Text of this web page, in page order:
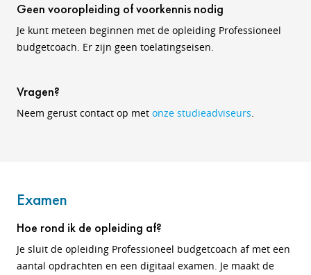
Geen vooropleiding of voorkennis nodig
Je kunt meteen beginnen met de opleiding Professioneel
budgetcoach. Er zijn geen toelatingseisen.
Vragen?
Neem gerust contact op met onze studieadviseurs.
Examen
Hoe rond ik de opleiding af?
Je sluit de opleiding Professioneel budgetcoach af met een
aantal opdrachten en een digitaal examen. Je maakt de